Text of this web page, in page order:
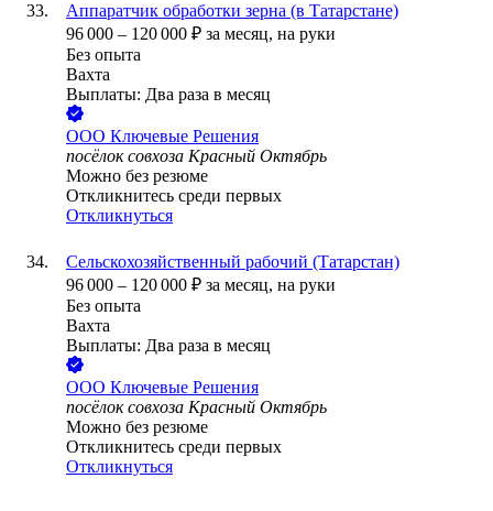
Аппаратчик обработки зерна (в Татарстане)
96 000 – 120 000 ₽ за месяц, на руки
Без опыта
Вахта
Выплаты: Два раза в месяц
ООО Ключевые Решения
посёлок совхоза Красный Октябрь
Можно без резюме
Откликнитесь среди первых
Откликнуться
Сельскохозяйственный рабочий (Татарстан)
96 000 – 120 000 ₽ за месяц, на руки
Без опыта
Вахта
Выплаты: Два раза в месяц
ООО Ключевые Решения
посёлок совхоза Красный Октябрь
Можно без резюме
Откликнитесь среди первых
Откликнуться